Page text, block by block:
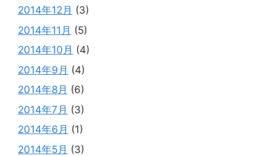
2014年12月 (3)
2014年11月 (5)
2014年10月 (4)
2014年9月 (4)
2014年8月 (6)
2014年7月 (3)
2014年6月 (1)
2014年5月 (3)